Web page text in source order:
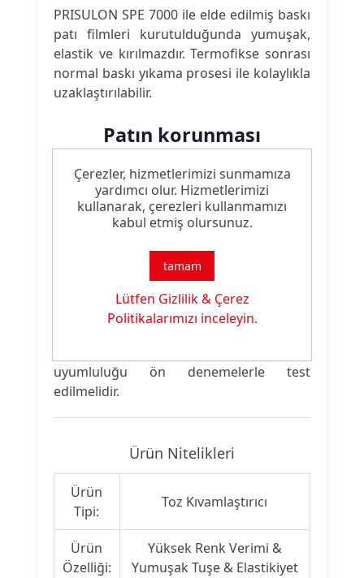
PRISULON SPE 7000 ile elde edilmiş baskı
patı filmleri kurutulduğunda yumuşak,
elastik ve kırılmazdır. Termofikse sonrası
normal baskı yıkama prosesi ile kolaylıkla
uzaklaştırılabilir.
Patın korunması
PRISULON SPE 7000 hazırlanmış patın
viskozitesinde düşüş olmaksızın
beklemesini sağlayacak koruyucu
malzeme içerir. Eğer patın daha uzun
süre dayanması isteniyorsa, özel çalışma
şartları ya da uygunsuz iklimsel etkiler
altında, yaygın koruyucu malzemelerden
birinin ilavesi tavsiye edilir. Koruyucunun
uyumluluğu ön denemelerle test
edilmelidir.
Ürün Nitelikleri
Ürün
Tipi:
Toz Kıvamlaştırıcı
Ürün
Özelliği:
Yüksek Renk Verimi &
Yumuşak Tuşe & Elastikiyet
Çerezler, hizmetlerimizi sunmamıza
yardımcı olur. Hizmetlerimizi
kullanarak, çerezleri kullanmamızı
kabul etmiş olursunuz.
tamam
Lütfen Gizlilik & Çerez
Politikalarımızı inceleyin.